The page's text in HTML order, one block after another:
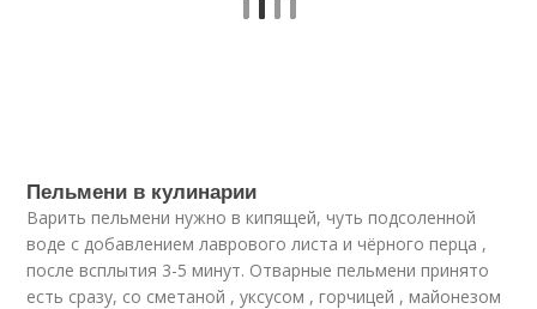
Пельмени в кулинарии
Варить пельмени нужно в кипящей, чуть подсоленной
воде с добавлением лаврового листа и чёрного перца ,
после всплытия 3-5 минут. Отварные пельмени принято
есть сразу, со сметаной , уксусом , горчицей , майонезом